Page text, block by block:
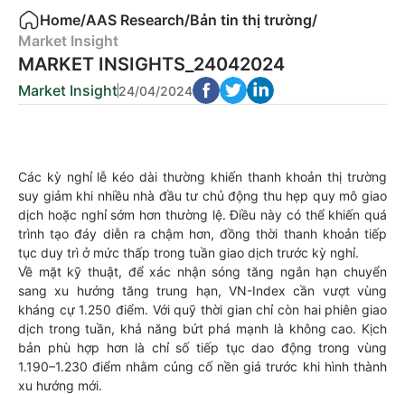
Home/AAS Research/Bản tin thị trường/
Market Insight
MARKET INSIGHTS_24042024
Market Insight24/04/2024
Các kỳ nghỉ lễ kéo dài thường khiến thanh khoản thị trường
suy giảm khi nhiều nhà đầu tư chủ động thu hẹp quy mô giao
dịch hoặc nghỉ sớm hơn thường lệ. Điều này có thể khiến quá
trình tạo đáy diễn ra chậm hơn, đồng thời thanh khoản tiếp
tục duy trì ở mức thấp trong tuần giao dịch trước kỳ nghỉ.
Về mặt kỹ thuật, để xác nhận sóng tăng ngắn hạn chuyển
sang xu hướng tăng trung hạn, VN-Index cần vượt vùng
kháng cự 1.250 điểm. Với quỹ thời gian chỉ còn hai phiên giao
dịch trong tuần, khả năng bứt phá mạnh là không cao. Kịch
bản phù hợp hơn là chỉ số tiếp tục dao động trong vùng
1.190–1.230 điểm nhằm củng cố nền giá trước khi hình thành
xu hướng mới.